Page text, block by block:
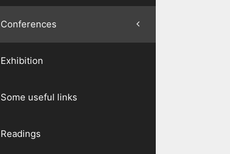
Conferences
Exhibition
Some useful links
Readings